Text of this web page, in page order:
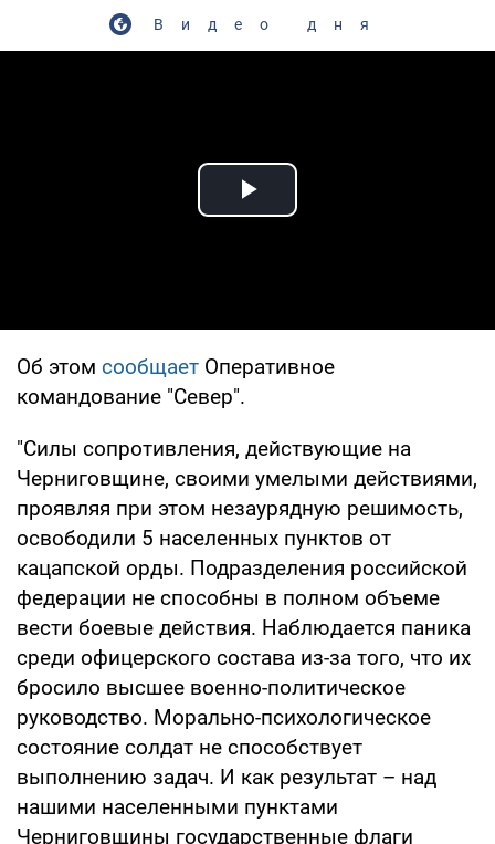
Видео дня
Play Video
Об этом сообщает Оперативное
командование "Север".
"Силы сопротивления, действующие на
Черниговщине, своими умелыми действиями,
проявляя при этом незаурядную решимость,
освободили 5 населенных пунктов от
кацапской орды. Подразделения российской
федерации не способны в полном объеме
вести боевые действия. Наблюдается паника
среди офицерского состава из-за того, что их
бросило высшее военно-политическое
руководство. Морально-психологическое
состояние солдат не способствует
выполнению задач. И как результат – над
нашими населенными пунктами
Черниговщины государственные флаги